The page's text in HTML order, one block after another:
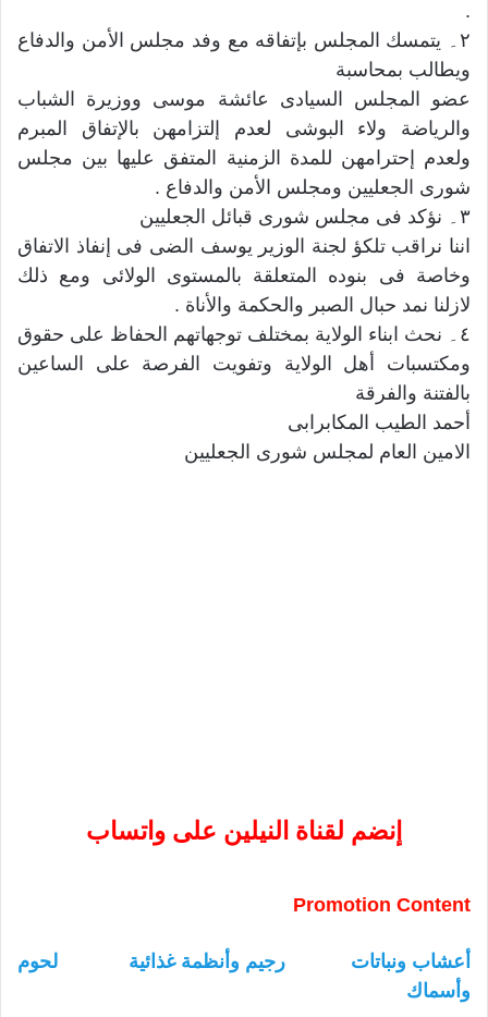
.
٢۔ یتمسك المجلس بإتفاقه مع وفد مجلس الأمن والدفاع
ویطالب بمحاسبة
عضو المجلس السیادی عائشة موسی ووزيرة الشباب
والرياضة ولاء البوشی لعدم إلتزامهن بالإتفاق المبرم
ولعدم إحترامهن للمدة الزمنية المتفق عليها بين مجلس
شورى الجعليين ومجلس الأمن والدفاع .
٣۔ نؤکد فی مجلس شوری قبائل الجعلیین
اننا نراقب تلکؤ لجنة الوزیر یوسف الضی فی إنفاذ الاتفاق
وخاصة فی بنوده المتعلقة بالمستوی الولائی ومع ذلك
لازلنا نمد حبال الصبر والحکمة والأناة .
٤۔ نحث ابناء الولایة بمختلف توجهاتهم الحفاظ علی حقوق
ومکتسبات أهل الولایة وتفویت الفرصة على الساعين
بالفتنة والفرقة
أحمد الطیب المکابرابی
الامین العام لمجلس شوری الجعلیین
إنضم لقناة النيلين على واتساب
Promotion Content
أعشاب ونباتات رجيم وأنظمة غذائية
لحوم
وأسماك